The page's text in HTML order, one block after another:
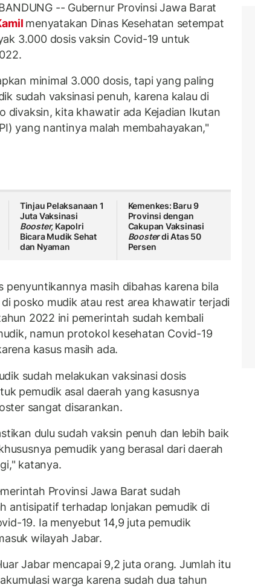
-- Gubernur Provinsi Jawa Barat
menyatakan Dinas Kesehatan setempat
3.000 dosis vaksin Covid-19 untuk
minimal 3.000 dosis, tapi yang paling
sudah vaksinasi penuh, karena kalau di
divaksin, kita khawatir ada Kejadian Ikutan
yang nantinya malah membahayakan,"
Tinjau Pelaksanaan 1
Juta Vaksinasi
Booster, Kapolri
Bicara Mudik Sehat
dan Nyaman
Kemenkes: Baru 9
Provinsi dengan
Cakupan Vaksinasi
Boosterdi Atas 50
Persen
penyuntikannya masih dibahas karena bila
posko mudik atau rest area khawatir terjadi
2022 ini pemerintah sudah kembali
namun protokol kesehatan Covid-19
kasus masih ada.
sudah melakukan vaksinasi dosis
pemudik asal daerah yang kasusnya
sangat disarankan.
dulu sudah vaksin penuh dan lebih baik
pemudik yang berasal dari daerah
katanya.
Provinsi Jawa Barat sudah
antisipatif terhadap lonjakan pemudik di
19. Ia menyebut 14,9 juta pemudik
wilayah Jabar.
Jabar mencapai 9,2 juta orang. Jumlah itu
warga karena sudah dua tahun